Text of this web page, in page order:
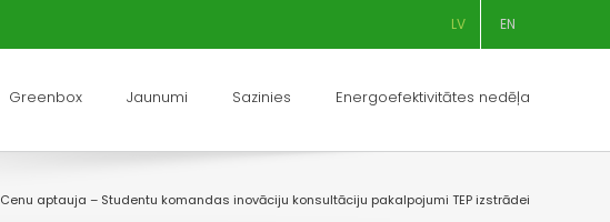
LV EN
Greenbox Jaunumi Sazinies Energoefektivitātes nedēļa
Cenu aptauja – Studentu komandas inovāciju konsultāciju pakalpojumi TEP izstrādei